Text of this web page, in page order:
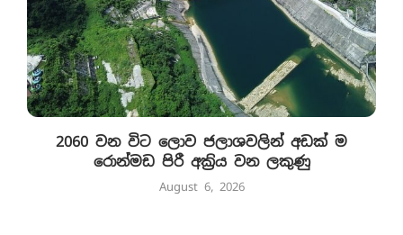
2060 වන විට ලොව ජලාශවලින් අඩක් ම
රොන්මඩ පිරී අක්‍රිය වන ලකුණු
August 6, 2026